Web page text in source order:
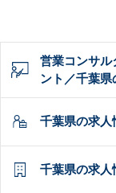
営業コンサル
ント／千葉県
千葉県の求人
千葉県の求人